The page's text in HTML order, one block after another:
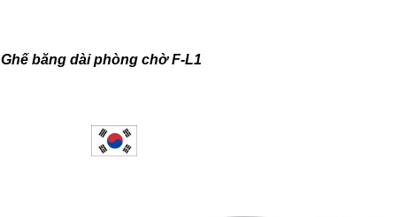
Ghế băng dài phòng chờ F-L1